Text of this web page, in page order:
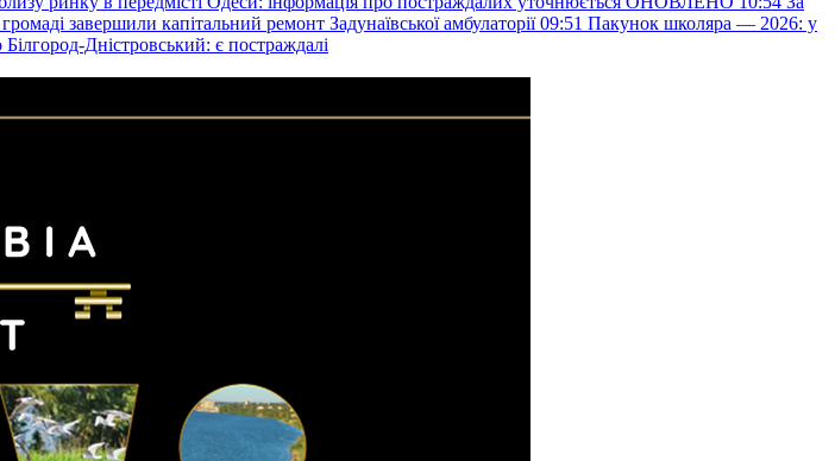
завершили капітальний ремонт Задунаївської амбулаторії 09:51 Пакунок школяра — 2026: у
Дністровський: є постраждалі